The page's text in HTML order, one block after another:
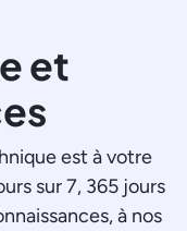
et
est à votre
sur 7, 365 jours
à nos